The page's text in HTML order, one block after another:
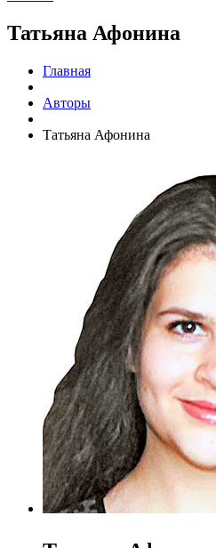
Татьяна Афонина
Главная
Авторы
Татьяна Афонина